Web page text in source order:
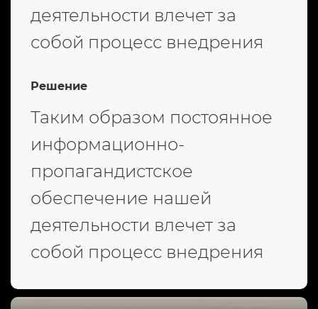
деятельности влечет за
собой процесс внедрения
Решение
Таким образом постоянное
информационно-
пропагандистское
обеспечение нашей
деятельности влечет за
собой процесс внедрения